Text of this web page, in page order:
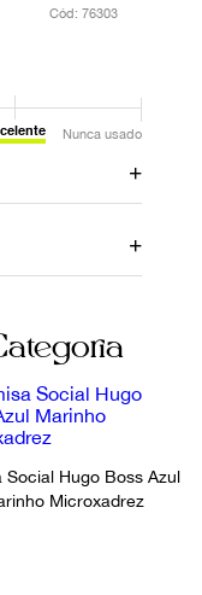
: 76303
Nunca usado
Social Hugo Boss Azul
Microxadrez